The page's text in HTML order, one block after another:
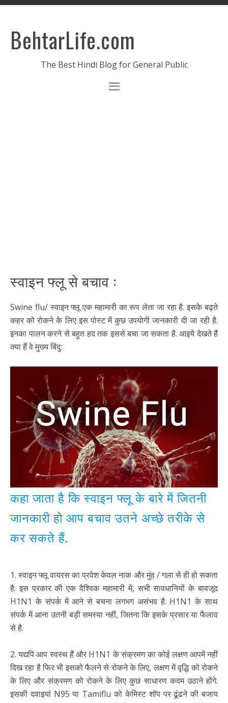
BehtarLife.com
The Best Hindi Blog for General Public
स्वाइन फ्लू से बचाव :
Swine flu/ स्वाइन फ्लू एक महामारी का रूप लेता जा रहा है. इसके बढ़ते
कहर को रोकने के लिए इस पोस्ट में कुछ उपयोगी जानकारी दी जा रही है.
इनका पालन करने से बहुत हद तक इससे बचा जा सकता है. आइये देखते हैं
क्या हैं वे मुख्य बिंदु:
कहा जाता है कि स्वाइन फ्लू के बारे में जितनी
जानकारी हो आप बचाव उतने अच्छे तरीके से
कर सकते हैं.
1. स्वाइन फ्लू वायरस का प्रवेश केवल नाक और मुंह / गला से ही हो सकता
है. इस प्रकार की एक वैश्विक महामारी में, सभी सावधानियों के बावजूद
H1N1 के संपर्क में आने से बचना लगभग असंभव है. H1N1 के साथ
संपर्क में आना उतनी बड़ी समस्या नहीं, जितना कि इसके प्रसार या फैलाव
से है.
2. यद्यपि आप स्वस्थ हैं और H1N1 के संक्रमण का कोई लक्षण आपमें नहीं
दिख रहा है फिर भी इसको फैलने से रोकने के लिए, लक्षण में वृद्धि को रोकने
के लिए और संक्रमण को रोकने के लिए कुछ साधारण कदम उठाने होंगे.
इसकी दवाइयां N95 या Tamiflu को केमिस्ट शॉप पर ढूंढने की बजाय